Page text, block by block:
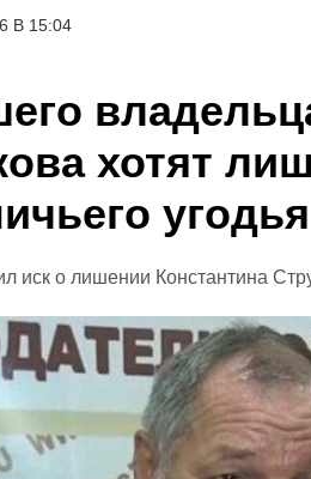
В 15:04
хотят
угодья
иск о лишении Константина